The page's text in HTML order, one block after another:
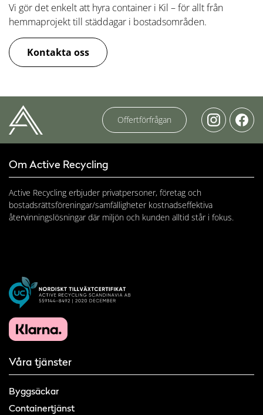
Vi gör det enkelt att hyra container i Kil – för allt från
hemmaprojekt till städdagar i bostadsområden.
Kontakta oss
Offertförfrågan
Om Active Recycling
Active Recycling erbjuder privatpersoner, företag och
bostadsrättsföreningar/samfälligheter kostnadseffektiva
återvinningslösningar där miljön och kunden alltid står i fokus.
Våra tjänster
Byggsäckar
Containertjänst